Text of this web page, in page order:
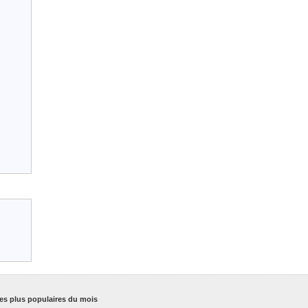
plus populaires du mois